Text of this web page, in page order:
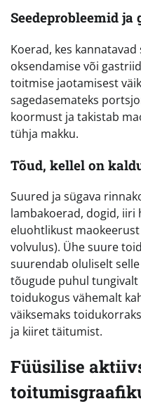
Seedeprobleemid ja
Koerad, kes
oksendamise või
toitmise jaotamisest
sagedasemateks
koormust ja takistab
tühja makku.
Tõud, kellel on
Suured ja sügava
lambakoerad, dogid,
eluohtlikust
volvulus). Ühe suure
suurendab oluliselt
tõugude puhul tungivalt
toidukogus vähemalt
väiksemaks
ja kiiret täitumist.
Füüsilise